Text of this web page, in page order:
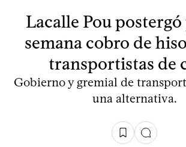
Lacalle Pou
semana cobro de
transportistas de
Gobierno y gremial de
una alternativa.